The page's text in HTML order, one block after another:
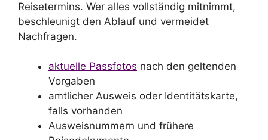
Reisetermins. Wer alles vollständig mitnimmt,
beschleunigt den Ablauf und vermeidet
Nachfragen.
aktuelle Passfotos nach den geltenden
Vorgaben
amtlicher Ausweis oder Identitätskarte,
falls vorhanden
Ausweisnummern und frühere